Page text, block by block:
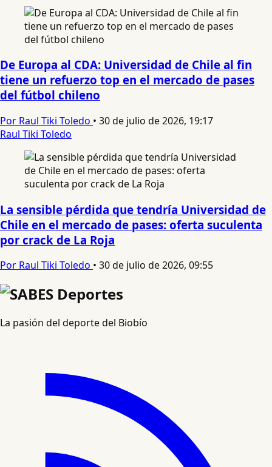
De Europa al CDA: Universidad de Chile al fin
tiene un refuerzo top en el mercado de pases
del fútbol chileno
Por Raul Tiki Toledo • 30 de julio de 2026, 19:17
Raul Tiki Toledo
La sensible pérdida que tendría Universidad de
Chile en el mercado de pases: oferta suculenta
por crack de La Roja
Por Raul Tiki Toledo • 30 de julio de 2026, 09:55
La pasión del deporte del Biobío